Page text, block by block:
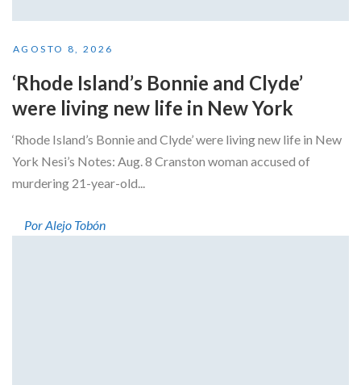
AGOSTO 8, 2026
‘Rhode Island’s Bonnie and Clyde’
were living new life in New York
‘Rhode Island’s Bonnie and Clyde’ were living new life in New
York Nesi’s Notes: Aug. 8 Cranston woman accused of
murdering 21-year-old...
Por Alejo Tobón